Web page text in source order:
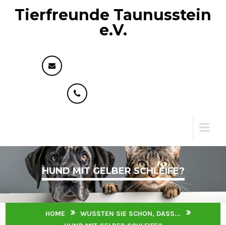
Tierfreunde Taunusstein
e.V.
HUND MIT GELBER SCHLEIFE?
HOME
WUSSTEN SIE SCHON, DASS...